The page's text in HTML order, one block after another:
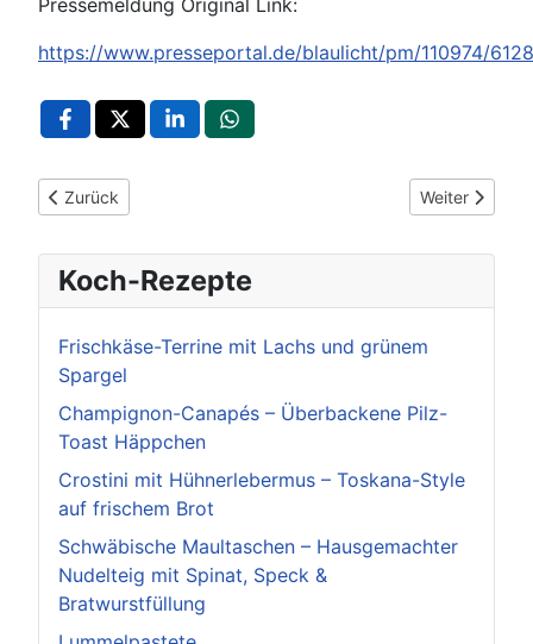
Pressemeldung Original Link:
https://www.presseportal.de/blaulicht/pm/110974/
Vorheriger Beitrag: POL-LB: Ludwigsburg: Unfallflucht in der
Zurück Nächster
Weiter
Koch-Rezepte
Frischkäse-Terrine mit Lachs und grünem
Spargel
Champignon-Canapés – Überbackene Pilz-
Toast Häppchen
Crostini mit Hühnerlebermus – Toskana-Style
auf frischem Brot
Schwäbische Maultaschen – Hausgemachter
Nudelteig mit Spinat, Speck &
Bratwurstfüllung